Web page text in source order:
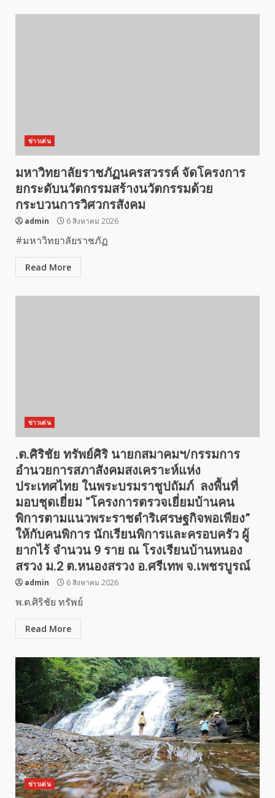
ข่าวเด่น
มหาวิทยาลัยราชภัฏนครสวรรค์ จัดโครงการ
ยกระดับนวัตกรรมสร้างนวัตกรรมด้วย
กระบวนการวิศวกรสังคม
admin 6 สิงหาคม 2026
#มหาวิทยาลัยราชภัฏ
Read More
ข่าวเด่น
.ต.ศิริชัย ทรัพย์ศิริ นายกสมาคมฯ/กรรมการ
อำนวยการสภาสังคมสงเคราะห์แห่ง
ประเทศไทย ในพระบรมราชูปถัมภ์ ลงพื้นที่
มอบชุดเยี่ยม “โครงการตรวจเยี่ยมบ้านคน
พิการตามแนวพระราชดำริเศรษฐกิจพอเพียง”
ให้กับคนพิการ นักเรียนพิการและครอบครัว ผู้
ยากไร้ จำนวน 9 ราย ณ โรงเรียนบ้านหนอง
สรวง ม.2 ต.หนองสรวง อ.ศรีเทพ จ.เพชรบูรณ์
admin 6 สิงหาคม 2026
พ.ต.ศิริชัย ทรัพย์
Read More
ข่าวเด่น